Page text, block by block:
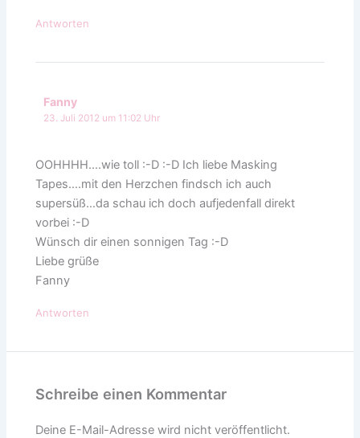
Antworten
Fanny
23. Juli 2012 um 11:02 Uhr
OOHHHH….wie toll :-D :-D Ich liebe Masking
Tapes….mit den Herzchen findsch ich auch
supersüß…da schau ich doch aufjedenfall direkt
vorbei :-D
Wünsch dir einen sonnigen Tag :-D
Liebe grüße
Fanny
Antworten
Schreibe einen Kommentar
Deine E-Mail-Adresse wird nicht veröffentlicht.